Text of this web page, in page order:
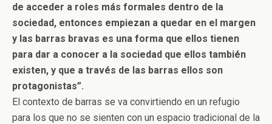
de acceder a roles más formales dentro de la
sociedad, entonces empiezan a quedar en el margen
y las barras bravas es una forma que ellos tienen
para dar a conocer a la sociedad que ellos también
existen, y que a través de las barras ellos son
protagonistas”.
El contexto de barras se va convirtiendo en un refugio
para los que no se sienten con un espacio tradicional de la